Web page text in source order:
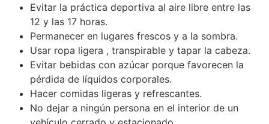
Evitar la práctica deportiva al aire libre entre las
12 y las 17 horas.
Permanecer en lugares frescos y a la sombra.
Usar ropa ligera , transpirable y tapar la cabeza.
Evitar bebidas con azúcar porque favorecen la
pérdida de líquidos corporales.
Hacer comidas ligeras y refrescantes.
No dejar a ningún persona en el interior de un